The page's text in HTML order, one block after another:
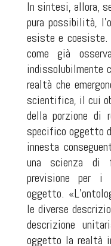
In sintesi, allora,
pura possibilità,
esiste e coesiste.
come già
indissolubilmente
realtà che
scientifica, il cui
della porzione di
specifico oggetto
innesta
una scienza di
previsione per i
oggetto.
le diverse
descrizione
oggetto la realtà